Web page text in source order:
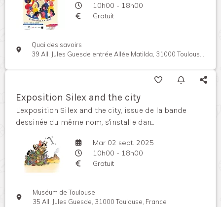
10h00 - 18h00
Gratuit
Quai des savoirs
39 All. Jules Guesde entrée Allée Matilda, 31000 Toulouse, France
Exposition Silex and the city
L'exposition Silex and the city, issue de la bande
dessinée du même nom, s'installe dan...
Mar 02 sept. 2025
10h00 - 18h00
Gratuit
Muséum de Toulouse
35 All. Jules Guesde, 31000 Toulouse, France